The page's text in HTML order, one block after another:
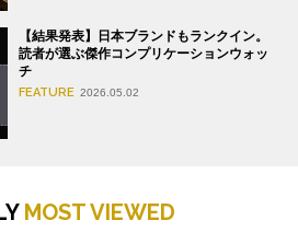
【結果発表】日本ブランドもランクイン。
読者が選ぶ傑作コンプリケーションウォッ
チ
FEATURE 2026.05.02
MOST VIEWED